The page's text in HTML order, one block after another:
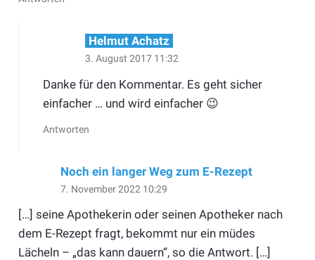
Helmut Achatz
3. August 2017 11:32
Danke für den Kommentar. Es geht sicher
einfacher … und wird einfacher 😉
Antworten
Noch ein langer Weg zum E-Rezept
7. November 2022 10:29
[…] seine Apothekerin oder seinen Apotheker nach
dem E-Rezept fragt, bekommt nur ein müdes
Lächeln – „das kann dauern“, so die Antwort. […]